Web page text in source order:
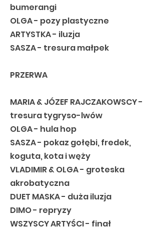
bumerangi
OLGA - pozy plastyczne
ARTYSTKA - iluzja
SASZA - tresura małpek
PRZERWA
MARIA & JÓZEF RAJCZAKOWSCY -
tresura tygryso-lwów
OLGA - hula hop
SASZA - pokaz gołębi, fredek,
koguta, kota i węży
VLADIMIR & OLGA - groteska
akrobatyczna
DUET MASKA - duża iluzja
DIMO - repryzy
WSZYSCY ARTYŚCI - finał